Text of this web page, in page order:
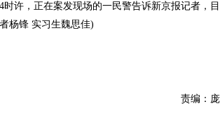
许，正在案发现场的一民警告诉新京报记者，
杨锋 实习生魏思佳)
责编：